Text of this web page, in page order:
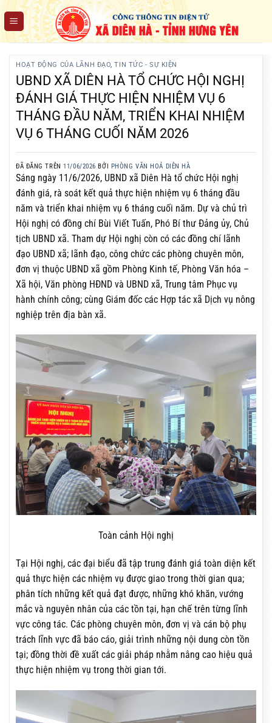
Chuyển
đến
nội
HOẠT ĐỘNG CỦA LÃNH ĐẠO,TIN TỨC - SỰ KIỆN
UBND XÃ DIÊN HÀ TỔ CHỨC HỘI NGHỊ
ĐÁNH GIÁ THỰC HIỆN NHIỆM VỤ 6
THÁNG ĐẦU NĂM, TRIỂN KHAI NHIỆM
VỤ 6 THÁNG CUỐI NĂM 2026
ĐÃ ĐĂNG TRÊN11/06/2026 BỞI PHÒNG VĂN HOÁ DIÊN HÀ
Sáng ngày 11/6/2026, UBND xã Diên Hà tổ chức Hội nghị
đánh giá, rà soát kết quả thực hiện nhiệm vụ 6 tháng đầu
năm và triển khai nhiệm vụ 6 tháng cuối năm. Dự và chủ trì
Hội nghị có đồng chí Bùi Viết Tuấn, Phó Bí thư Đảng ủy, Chủ
tịch UBND xã. Tham dự Hội nghị còn có các đồng chí lãnh
đạo UBND xã; lãnh đạo, công chức các phòng chuyên môn,
đơn vị thuộc UBND xã gồm Phòng Kinh tế, Phòng Văn hóa –
Xã hội, Văn phòng HĐND và UBND xã, Trung tâm Phục vụ
hành chính công; cùng Giám đốc các Hợp tác xã Dịch vụ nông
nghiệp trên địa bàn xã.
Toàn cảnh Hội nghị
Tại Hội nghị, các đại biểu đã tập trung đánh giá toàn diện kết
quả thực hiện các nhiệm vụ được giao trong thời gian qua;
phân tích những kết quả đạt được, những khó khăn, vướng
mắc và nguyên nhân của các tồn tại, hạn chế trên từng lĩnh
vực công tác. Các phòng chuyên môn, đơn vị và cán bộ phụ
trách lĩnh vực đã báo cáo, giải trình những nội dung còn tồn
tại; đồng thời đề xuất các giải pháp nhằm nâng cao hiệu quả
thực hiện nhiệm vụ trong thời gian tới.